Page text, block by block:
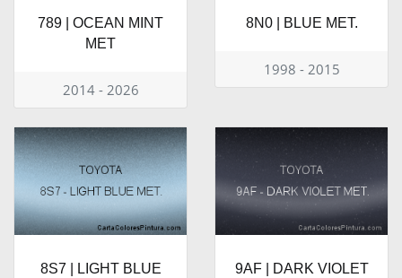
789 | OCEAN MINT
MET
2014 - 2026
8N0 | BLUE MET.
1998 - 2015
8S7 | LIGHT BLUE
9AF | DARK VIOLET